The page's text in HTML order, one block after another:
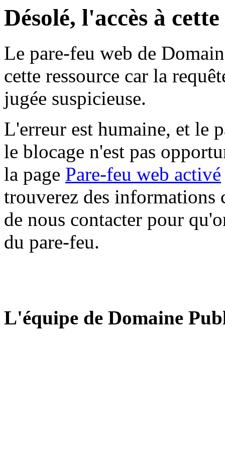
Désolé, l'accès à
Le pare-feu web de
cette ressource car la
jugée suspicieuse.
L'erreur est humaine, et le
le blocage n'est pas
la page Pare-feu web activé
trouverez des informations
de nous contacter pour
du pare-feu.
L'équipe de Domaine